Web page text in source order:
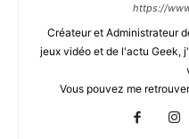
https://
Créateur et Administrateur
jeux vidéo et de l'actu Geek,
Vous pouvez me